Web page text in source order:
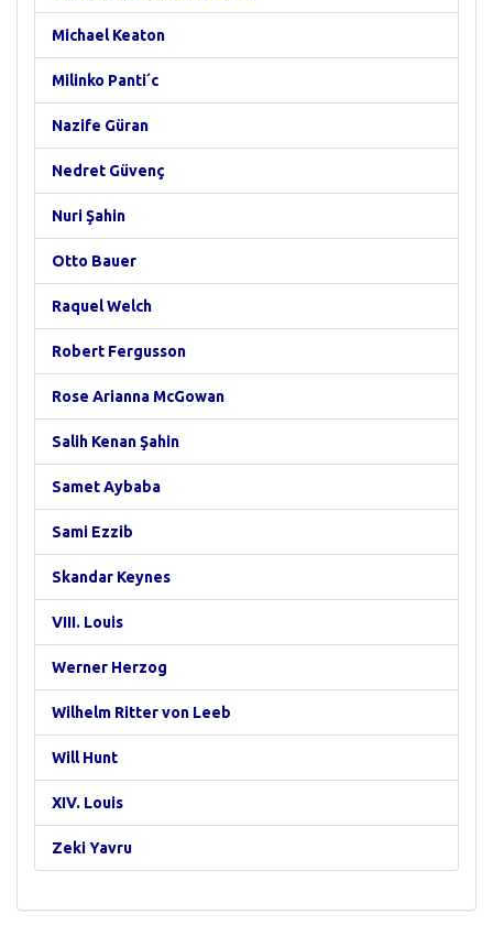
Michael Keaton
Milinko Panti´c
Nazife Güran
Nedret Güvenç
Nuri Şahin
Otto Bauer
Raquel Welch
Robert Fergusson
Rose Arianna McGowan
Salih Kenan Şahin
Samet Aybaba
Sami Ezzib
Skandar Keynes
VIII. Louis
Werner Herzog
Wilhelm Ritter von Leeb
Will Hunt
XIV. Louis
Zeki Yavru